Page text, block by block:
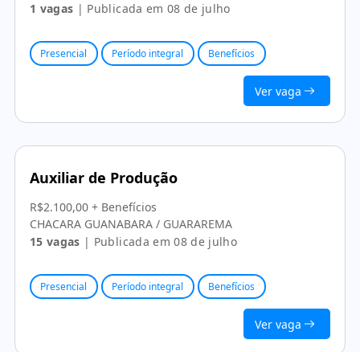
1 vagas | Publicada em 08 de julho
Presencial Período integral Benefícios
Ver vaga
Auxiliar de Produção
R$2.100,00 + Benefícios
CHACARA GUANABARA / GUARAREMA
15 vagas | Publicada em 08 de julho
Presencial Período integral Benefícios
Ver vaga